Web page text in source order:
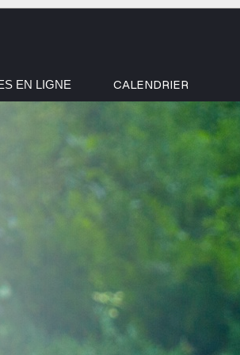
EN LIGNE CALENDRIER